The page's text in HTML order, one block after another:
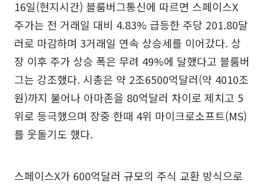
16일(현지시간) 블룸버그통신에 따르면 스페이스X
주가는 전 거래일 대비 4.83% 급등한 주당 201.80달
러로 마감하며 3거래일 연속 상승세를 이어갔다. 상
장 이후 주가 상승 폭은 무려 49%에 달했다고 블룸버
그는 강조했다. 시총은 약 2조6500억달러(약 4010조
원)까지 불어나 아마존을 80억달러 차이로 제치고 5
위로 등극했으며 장중 한때 4위 마이크로소프트(MS)
를 웃돌기도 했다.
스페이스X가 600억달러 규모의 주식 교환 방식으로